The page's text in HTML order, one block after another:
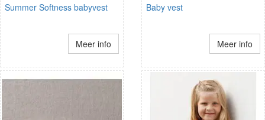
Summer Softness babyvest
Meer info
Baby vest
Meer info